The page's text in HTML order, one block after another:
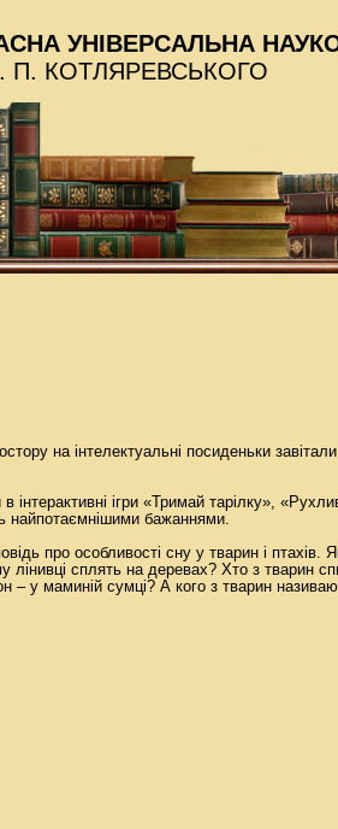
УНІВЕРСАЛЬНА
П. КОТЛЯРЕВСЬКОГО
на інтелектуальні посиденьки
в інтерактивні ігри «Тримай тарілку»,
найпотаємнішими бажаннями.
про особливості сну у тварин і птахів.
лінивці сплять на деревах? Хто з тварин
– у маминій сумці? А кого з тварин